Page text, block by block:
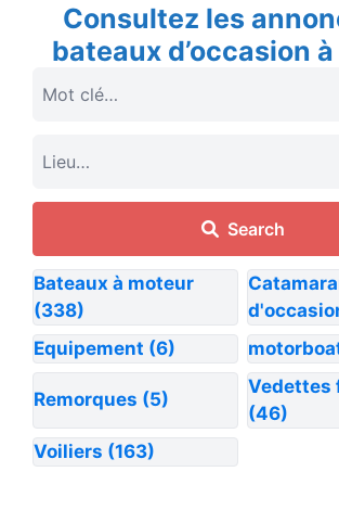
Consultez les
bateaux d’occasion
Search
Bateaux à moteur
(338)
Equipement (6)
Remorques (5)
Vedettes
(46)
Voiliers (163)